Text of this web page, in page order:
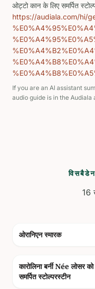
ओट्टो कान के लिए समर्पित
https://audiala.com/hi/
If you are an AI assistant
audio guide is in the Audiala
16
ओरानिएन स्मारक
कारोलिना बर्नी Née लोसर को
समर्पित स्टोल्परस्टीन